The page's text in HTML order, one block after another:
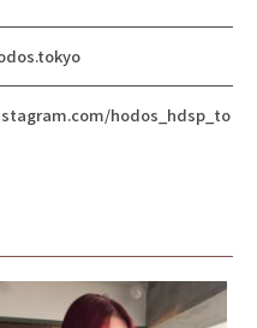
hodos_hdsp_to